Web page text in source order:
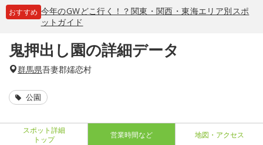
おすすめ 今年のGWどこ行く！？関東・関西・東海エリア別スポ
ットガイド
鬼押出し園の詳細データ
群馬県吾妻郡嬬恋村
公園
スポット詳細
トップ
営業時間など 地図・アクセス